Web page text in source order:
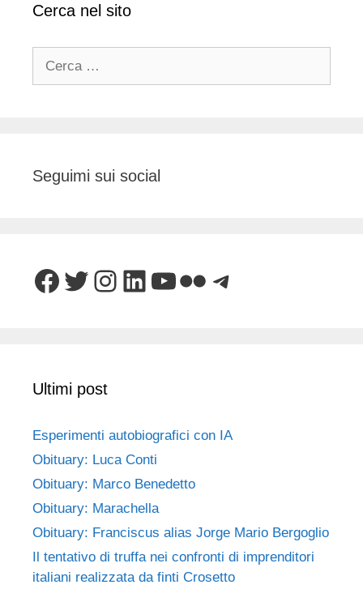
Cerca nel sito
Seguimi sui social
Facebook
Twitter
Instagram
LinkedIn
YouTube
FlickrTelegram
Ultimi post
Esperimenti autobiografici con IA
Obituary: Luca Conti
Obituary: Marco Benedetto
Obituary: Marachella
Obituary: Franciscus alias Jorge Mario Bergoglio
Il tentativo di truffa nei confronti di imprenditori
italiani realizzata da finti Crosetto